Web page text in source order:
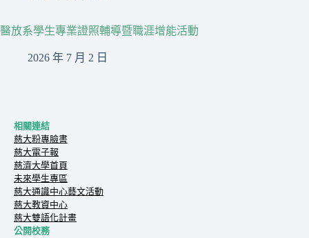
醫放系學生專業證照輔導暨職涯增能活動
2026 年 7 月 2 日
相關連結
慈大粉專臉書
慈大電子報
慈濟大學首頁
未來學生專區
慈大通識中心藝文活動
慈大教資中心
慈大雙語化計畫
公開校務